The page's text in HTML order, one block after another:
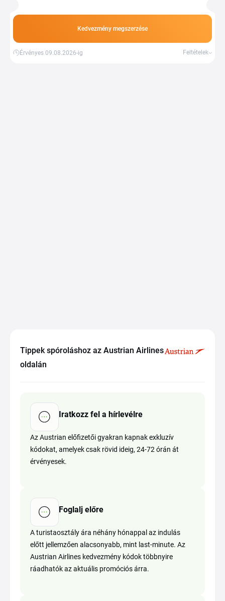
metropoliszoktól a tengerentúli nagyvárosokig.
Kedvezmény megszerzése
Érvényes 09.08.2026-ig Feltételek
Tippek spóroláshoz az Austrian Airlines
oldalán
Iratkozz fel a hírlevélre
Az Austrian előfizetői gyakran kapnak exkluzív
kódokat, amelyek csak rövid ideig, 24-72 órán át
érvényesek.
Foglalj előre
A turistaosztály ára néhány hónappal az indulás
előtt jellemzően alacsonyabb, mint last-minute. Az
Austrian Airlines kedvezmény kódok többnyire
ráadhatók az aktuális promóciós árra.